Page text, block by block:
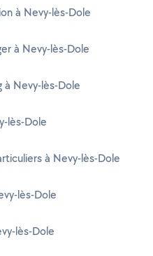
à Nevy-lès-Dole
à Nevy-lès-Dole
à Nevy-lès-Dole
lès-Dole
à Nevy-lès-Dole
lès-Dole
lès-Dole